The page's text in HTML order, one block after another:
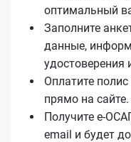
оптимальный
Заполните
данные,
Оплатите
прямо на сайте.
Получите
email и будет